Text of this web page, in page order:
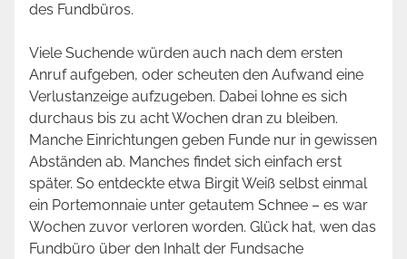
des Fundbüros.
Viele Suchende würden auch nach dem ersten
Anruf aufgeben, oder scheuten den Aufwand eine
Verlustanzeige aufzugeben. Dabei lohne es sich
durchaus bis zu acht Wochen dran zu bleiben.
Manche Einrichtungen geben Funde nur in gewissen
Abständen ab. Manches findet sich einfach erst
später. So entdeckte etwa Birgit Weiß selbst einmal
ein Portemonnaie unter getautem Schnee – es war
Wochen zuvor verloren worden. Glück hat, wen das
Fundbüro über den Inhalt der Fundsache